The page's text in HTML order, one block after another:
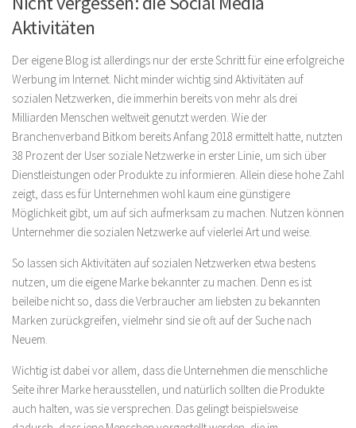
Aktivitäten
Der eigene Blog ist allerdings nur der erste Schritt für eine erfolgreiche
Werbung im Internet. Nicht minder wichtig sind Aktivitäten auf
sozialen Netzwerken, die immerhin bereits von mehr als drei
Milliarden Menschen weltweit genutzt werden. Wie der
Branchenverband Bitkom bereits Anfang 2018 ermittelt hatte, nutzten
38 Prozent der User soziale Netzwerke in erster Linie, um sich über
Dienstleistungen oder Produkte zu informieren. Allein diese hohe Zahl
zeigt, dass es für Unternehmen wohl kaum eine günstigere
Möglichkeit gibt, um auf sich aufmerksam zu machen. Nutzen können
Unternehmer die sozialen Netzwerke auf vielerlei Art und weise.
So lassen sich Aktivitäten auf sozialen Netzwerken etwa bestens
nutzen, um die eigene Marke bekannter zu machen. Denn es ist
beileibe nicht so, dass die Verbraucher am liebsten zu bekannten
Marken zurückgreifen, vielmehr sind sie oft auf der Suche nach
Neuem.
Wichtig ist dabei vor allem, dass die Unternehmen die menschliche
Seite ihrer Marke herausstellen, und natürlich sollten die Produkte
auch halten, was sie versprechen. Das gelingt beispielsweise